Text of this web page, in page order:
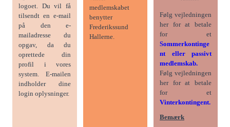
logoet. Du vil få
tilsendt en e-mail
på den e-
mailadresse du
opgav, da du
oprettede din
profil i vores
system. E-mailen
indholder dine
login oplysninger.
medlemskabet
benytter
Frederikssund
Hallerne.
Følg vejledningen
her for at betale
for et
Sommerkontinge
nt eller passivt
medlemskab.
Følg vejledningen
her for at betale
for et
Vinterkontingent.
Bemærk